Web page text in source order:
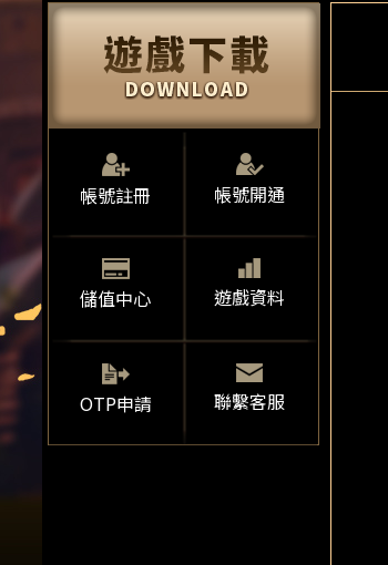
帳號註冊 帳號開通
儲值中心 遊戲資料
OTP申請 聯繫客服